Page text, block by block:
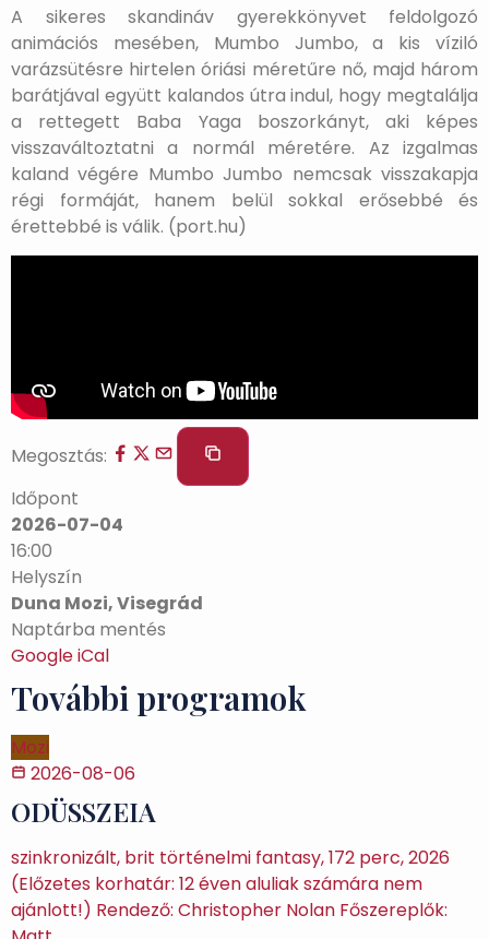
A sikeres skandináv gyerekkönyvet feldolgozó
animációs mesében, Mumbo Jumbo, a kis víziló
varázsütésre hirtelen óriási méretűre nő, majd három
barátjával együtt kalandos útra indul, hogy megtalálja
a rettegett Baba Yaga boszorkányt, aki képes
visszaváltoztatni a normál méretére. Az izgalmas
kaland végére Mumbo Jumbo nemcsak visszakapja
régi formáját, hanem belül sokkal erősebbé és
érettebbé is válik. (port.hu)
Megosztás:
Időpont
2026-07-04
16:00
Helyszín
Duna Mozi, Visegrád
Naptárba mentés
GoogleiCal
További programok
Mozi
2026-08-06
ODÜSSZEIA
szinkronizált, brit történelmi fantasy, 172 perc, 2026
(Előzetes korhatár: 12 éven aluliak számára nem
ajánlott!) Rendező: Christopher Nolan Főszereplők: